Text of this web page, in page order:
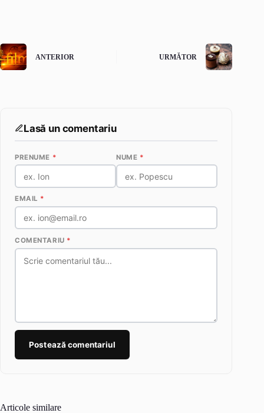
ANTERIOR URMĂTOR
Lasă un comentariu
PRENUME * NUME *
EMAIL *
COMENTARIU *
Postează comentariul
Articole similare